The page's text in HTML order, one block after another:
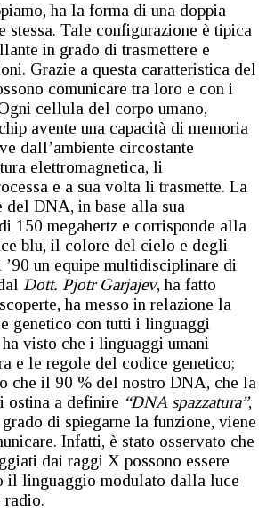
ha la forma di una doppia
stessa. Tale configurazione è tipica
in grado di trasmettere e
Grazie a questa caratteristica del
comunicare tra loro e con i
cellula del corpo umano,
avente una capacità di memoria
dall’ambiente circostante
elettromagnetica, li
e a sua volta li trasmette. La
del DNA, in base alla sua
150 megahertz e corrisponde alla
blu, il colore del cielo e degli
un equipe multidisciplinare di
Dott. Pjotr Garjajev, ha fatto
ha messo in relazione la
genetico con tutti i linguaggi
visto che i linguaggi umani
e le regole del codice genetico;
che il 90 % del nostro DNA, che la
ostina a definire “DNA spazzatura”,
di spiegarne la funzione, viene
Infatti, è stato osservato che
dai raggi X possono essere
il linguaggio modulato dalla luce
radio.